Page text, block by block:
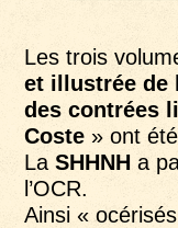
Les trois
et illustrée de
des contrées
Coste » ont
LaSHHNHa
l’OCR.
Ainsi «